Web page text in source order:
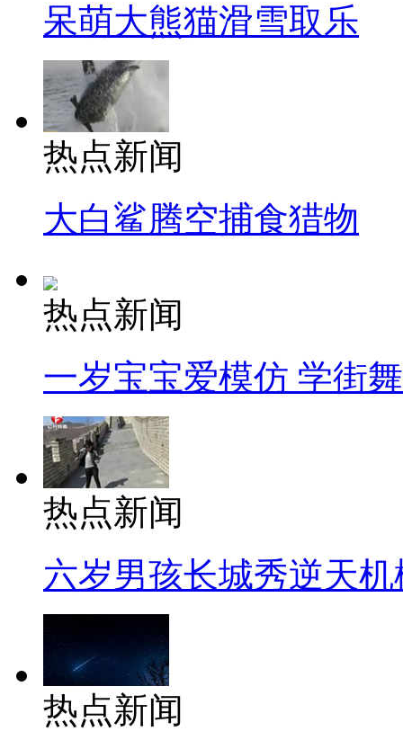
呆萌大熊猫滑雪取乐
热点新闻
大白鲨腾空捕食猎物
热点新闻
一岁宝宝爱模仿 学街
热点新闻
六岁男孩长城秀逆天机
热点新闻